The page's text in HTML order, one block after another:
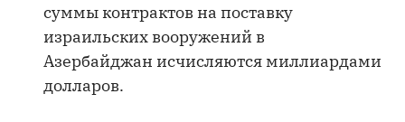
суммы контрактов на поставку
израильских вооружений в
Азербайджан исчисляются миллиардами
долларов.